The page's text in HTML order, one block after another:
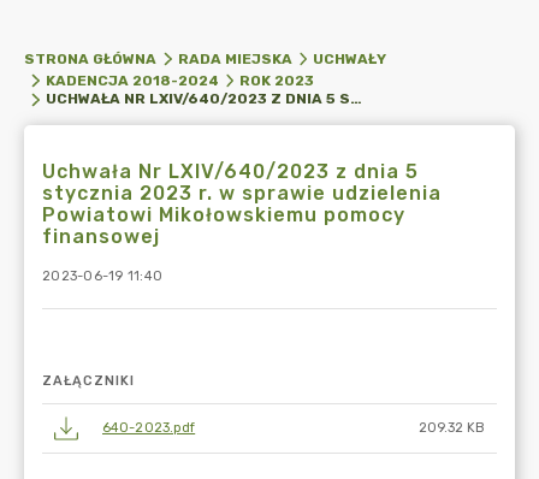
STRONA GŁÓWNA RADA MIEJSKA
UCHWAŁY
KADENCJA 2018-2024
ROK 2023
UCHWAŁA NR LXIV/640/2023 Z DNIA 5 STYCZNIA 2023 R. W SPRAWIE UDZIELENIA POWIATOWI MIKOŁOWSKIEMU POMOCY FINANSOWEJ
Uchwała Nr LXIV/640/2023 z dnia 5
stycznia 2023 r. w sprawie udzielenia
Powiatowi Mikołowskiemu pomocy
finansowej
2023-06-19 11:40
ZAŁĄCZNIKI
640-2023.pdf 209.32 KB